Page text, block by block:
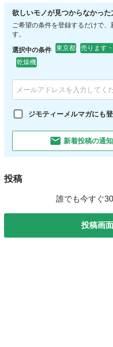
欲しいモノが見つからなかった
ご希望の条件を登録するだけで
す。
選択中の条件 東京都 売ります
乾燥機
ジモティーメルマガにも
新着投稿の通
投稿
誰でも今すぐ
投稿画